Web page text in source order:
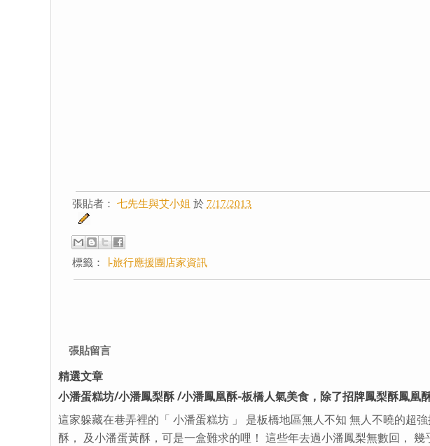
張貼者： 七先生與艾小姐 於 7/17/2013
標籤： ∣-旅行應援團店家資訊
張貼留言
精選文章
小潘蛋糕坊/小潘鳳梨酥 /小潘鳳凰酥-板橋人氣美食，除了招牌鳳梨酥鳳凰
這家躲藏在巷弄裡的「 小潘蛋糕坊 」 是板橋地區無人不知 無人不曉的超
酥， 及小潘蛋黃酥，可是一盒難求的哩！ 這些年去過小潘鳳梨無數回，